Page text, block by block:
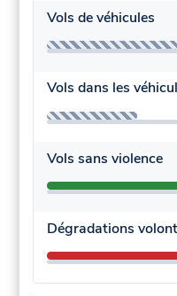
Vols de véhicules
Vols dans les
Vols sans violence
Dégradations